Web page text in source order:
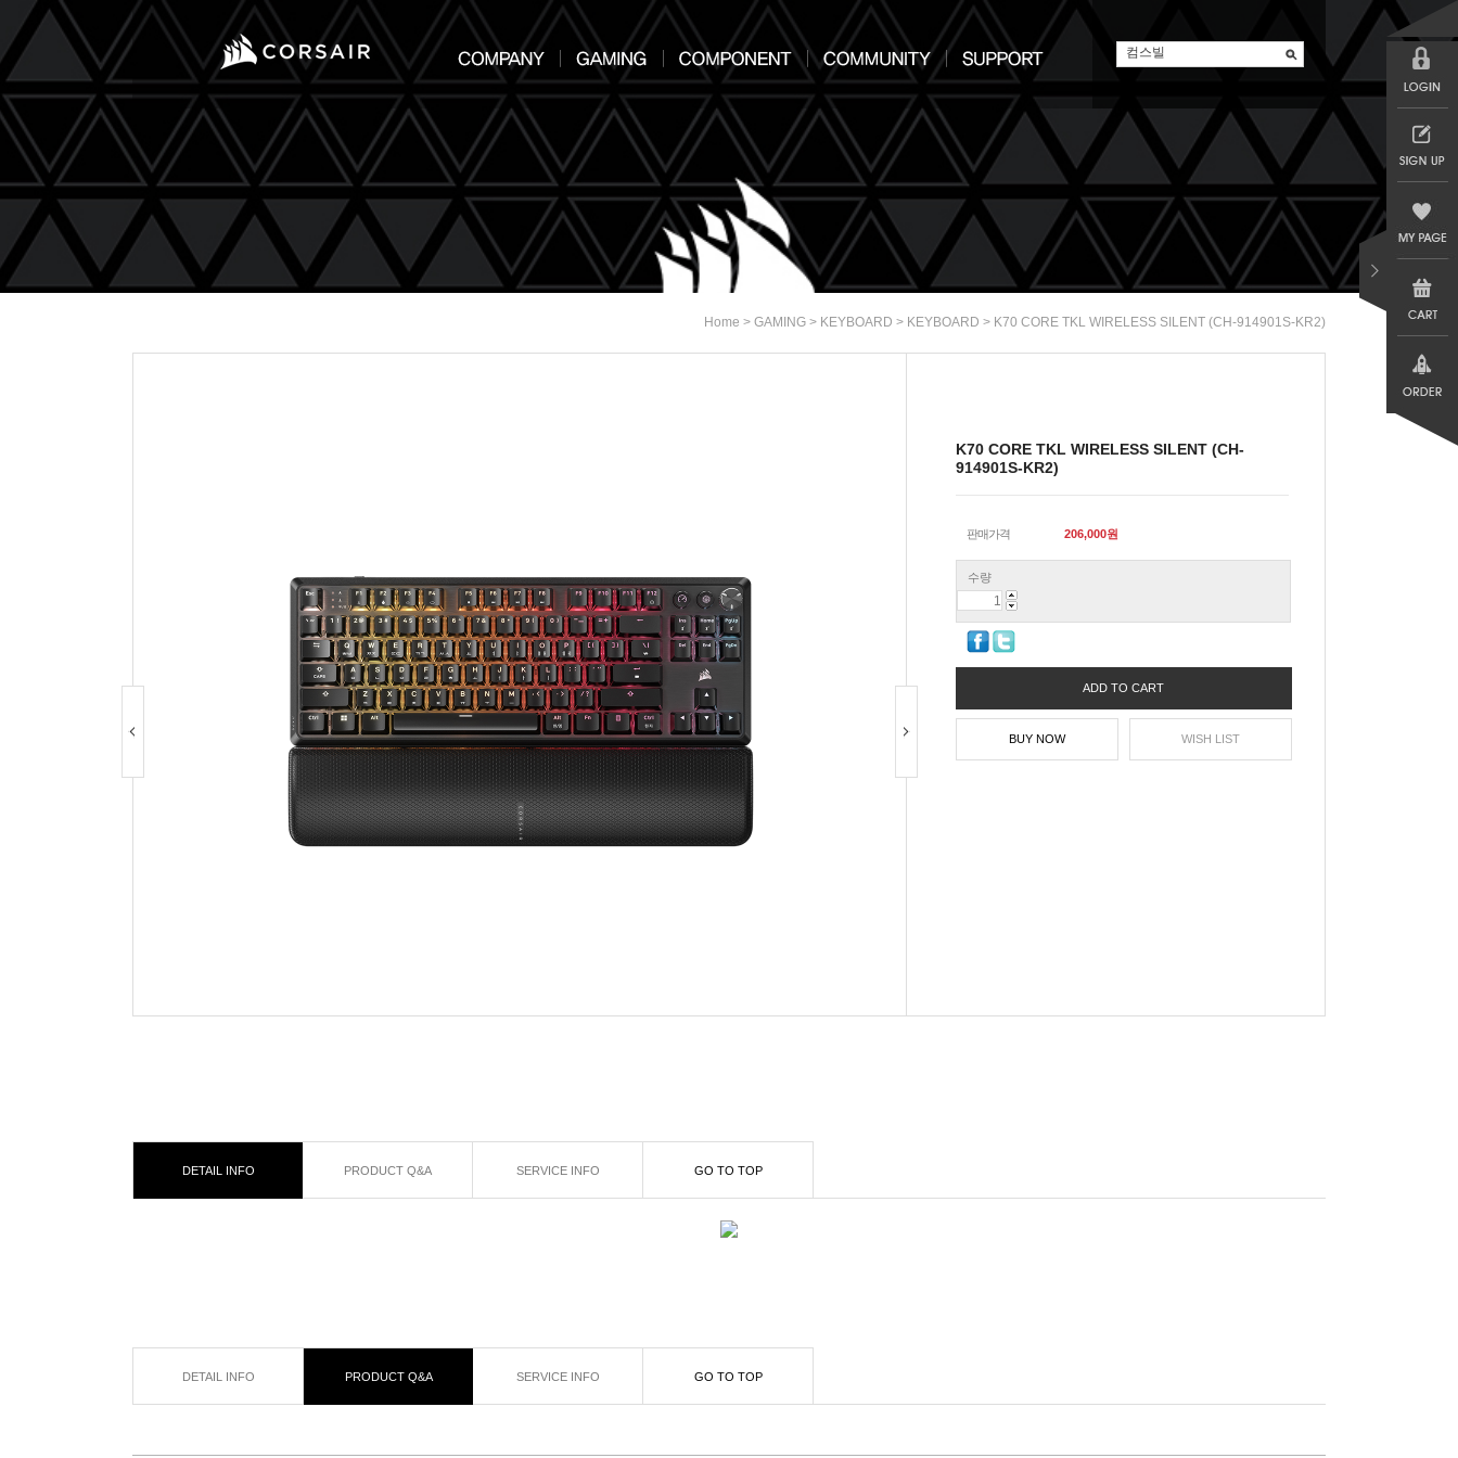
Home > GAMING > KEYBOARD > KEYBOARD > K70 CORE TKL WIRELESS SILENT (CH-914901S-KR2)
K70 CORE TKL WIRELESS SILENT (CH-
914901S-KR2)
판매가격 206,000원
수량
ADD TO CART
BUY NOW WISH LIST
DETAIL INFO PRODUCT Q&A SERVICE INFO GO TO TOP
DETAIL INFO PRODUCT Q&A SERVICE INFO GO TO TOP